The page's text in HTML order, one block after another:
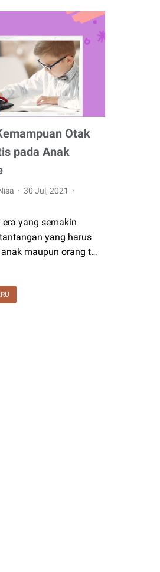
Otak
pada Anak
30 Jul, 2021
yang semakin
yang harus
maupun orang t…